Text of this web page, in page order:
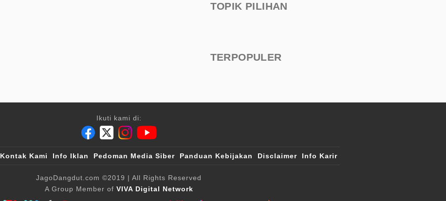
TOPIK PILIHAN
TERPOPULER
Ikuti kami di:
Kontak Kami Info Iklan Pedoman Media Siber Panduan Kebijakan Disclaimer Info Karir
JagoDangdut.com ©2019 | All Rights Reserved
A Group Member of VIVA Digital Network